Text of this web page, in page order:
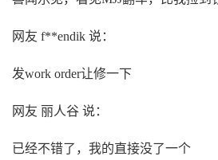
网友 f**endik 说：
发work order让修一下
网友 丽人谷 说：
已经不错了，我的直接没了一个